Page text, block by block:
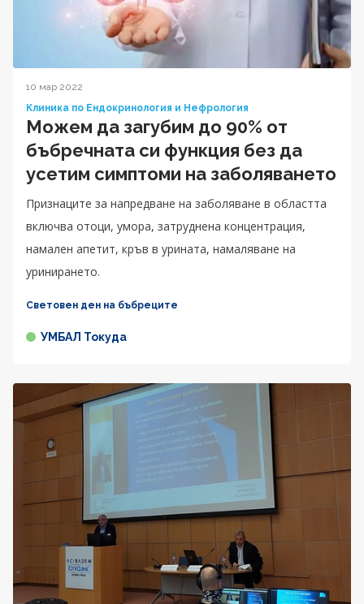
10 мар 2022
Клиника по Ендокринология и Нефрология
Можем да загубим до 90% от
бъбречната си функция без да
усетим симптоми на заболяването
Признаците за напредване на заболяване в областта
включва отоци, умора, затруднена концентрация,
намален апетит, кръв в урината, намаляване на
уринирането.
Световен ден на бъбреците
УМБАЛ Токуда